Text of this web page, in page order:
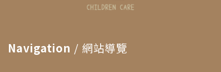
Navigation / 網站導覽